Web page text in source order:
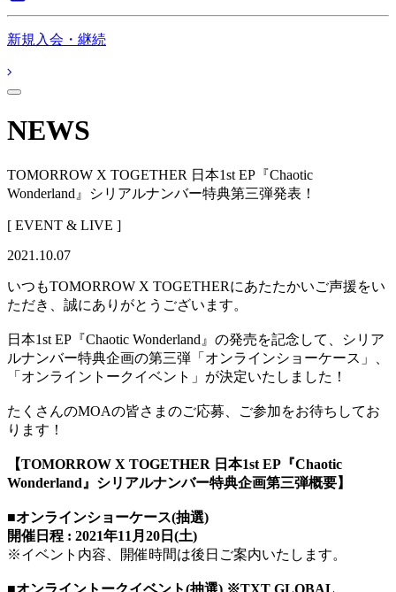
新規入会・継続
NEWS
TOMORROW X TOGETHER 日本1st EP『Chaotic
Wonderland』シリアルナンバー特典第三弾発表！
[ EVENT & LIVE ]
2021.10.07
いつもTOMORROW X TOGETHERにあたたかいご声援をい
ただき、誠にありがとうございます。
日本1st EP『Chaotic Wonderland』の発売を記念して、シリア
ルナンバー特典企画の第三弾「オンラインショーケース」、
「オンライントークイベント」が決定いたしました！
たくさんのMOAの皆さまのご応募、ご参加をお待ちしてお
ります！
【TOMORROW X TOGETHER 日本1st EP『Chaotic
Wonderland』シリアルナンバー特典企画第三弾概要】
■オンラインショーケース(抽選)
開催日程 : 2021年11月20日(土)
※イベント内容、開催時間は後日ご案内いたします。
■オンライントークイベント(抽選) ※TXT GLOBAL